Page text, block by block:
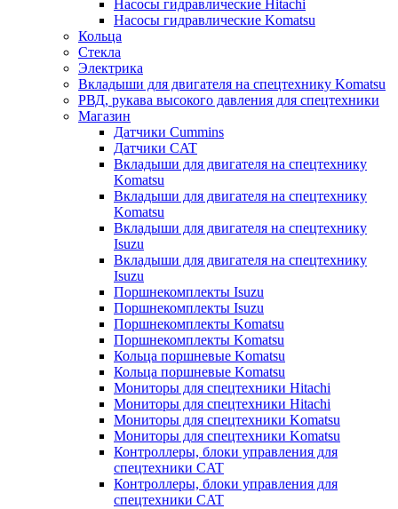
Насосы гидравлические Hitachi
Насосы гидравлические Komatsu
Кольца
Стекла
Электрика
Вкладыши для двигателя на спецтехнику Komatsu
РВД, рукава высокого давления для спецтехники
Магазин
Датчики Cummins
Датчики CAT
Вкладыши для двигателя на спецтехнику
Komatsu
Вкладыши для двигателя на спецтехнику
Komatsu
Вкладыши для двигателя на спецтехнику
Isuzu
Вкладыши для двигателя на спецтехнику
Isuzu
Поршнекомплекты Isuzu
Поршнекомплекты Isuzu
Поршнекомплекты Komatsu
Поршнекомплекты Komatsu
Кольца поршневые Komatsu
Кольца поршневые Komatsu
Мониторы для спецтехники Hitachi
Мониторы для спецтехники Hitachi
Мониторы для спецтехники Komatsu
Мониторы для спецтехники Komatsu
Контроллеры, блоки управления для
спецтехники CAT
Контроллеры, блоки управления для
спецтехники CAT